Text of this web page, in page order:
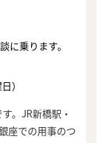
に乗ります。
）
。JR新橋駅・
座での用事のつ
定